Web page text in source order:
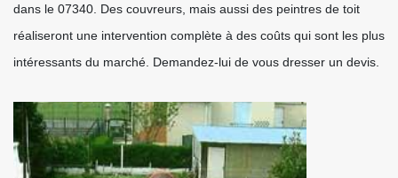
dans le 07340. Des couvreurs, mais aussi des peintres de toit
réaliseront une intervention complète à des coûts qui sont les plus
intéressants du marché. Demandez-lui de vous dresser un devis.